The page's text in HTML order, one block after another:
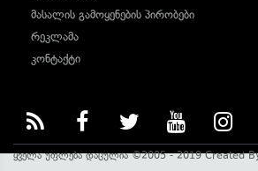
მასალის გამოყენების პირობები
რეკლამა
კონტაქტი
ყველა უფლება დაცულია ©2005 - 2019 Created